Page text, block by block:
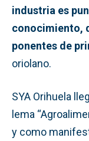
industria es
conocimiento,
ponentes de
oriolano.
SYA Orihuela
lema
y como